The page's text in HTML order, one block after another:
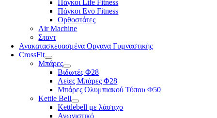
Πάγκοι Life Fitness
Πάγκοι Evo Fitness
Ορθοστάτες
Air Machine
Σταντ
Ανακατασκευασμένα Οργανα Γυμναστικής
CrossFit
Μπάρες
Βιδωτές Φ28
Λείες Μπάρες Φ28
Μπάρες Ολυμπιακού Τύπου Φ50
Kettle Bell
Kettlebell με λάστιχο
Αγωνιστικό